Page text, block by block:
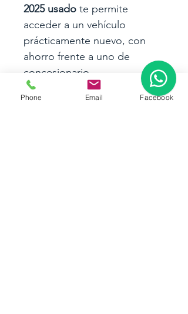
2025 usado te permite
acceder a un vehículo
prácticamente nuevo, con
ahorro frente a uno de
concesionario.
¿Por qué comprar este
Mazda CX-5 2025?
Phone Email Facebook